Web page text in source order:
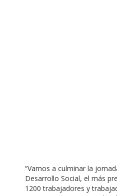
“Vamos a culminar la
Desarrollo Social, el más
1200 trabajadores y